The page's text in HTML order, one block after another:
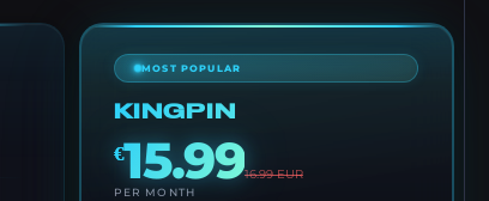
MOST POPULAR
KINGPIN
€15.9916.99EUR
PER MONTH